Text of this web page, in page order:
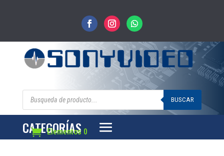
Búsqueda
BUSCAR
Elementos 0
CATEGORÍAS